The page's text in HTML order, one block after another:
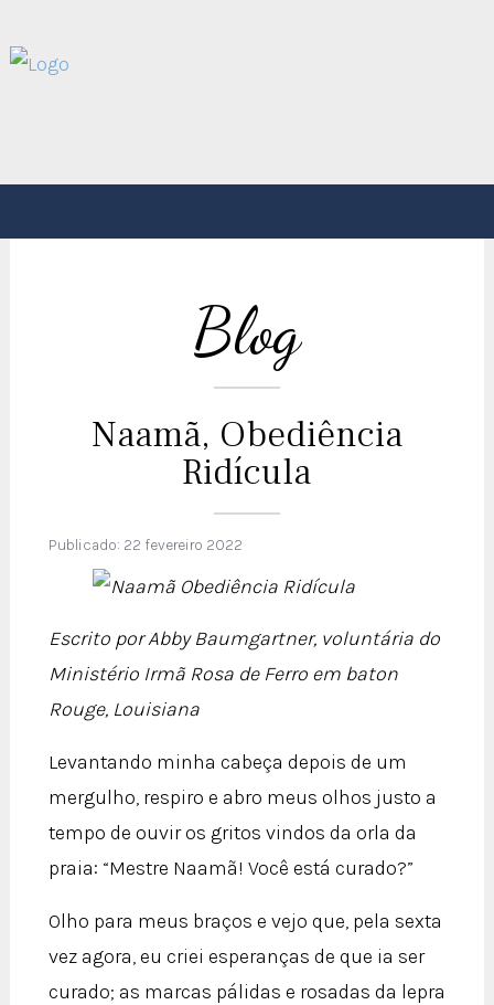
Blog
Naamã, Obediência
Ridícula
Publicado: 22 fevereiro 2022
Escrito por Abby Baumgartner, voluntária do
Ministério Irmã Rosa de Ferro em baton
Rouge, Louisiana
Levantando minha cabeça depois de um
mergulho, respiro e abro meus olhos justo a
tempo de ouvir os gritos vindos da orla da
praia: “Mestre Naamã! Você está curado?”
Olho para meus braços e vejo que, pela sexta
vez agora, eu criei esperanças de que ia ser
curado; as marcas pálidas e rosadas da lepra